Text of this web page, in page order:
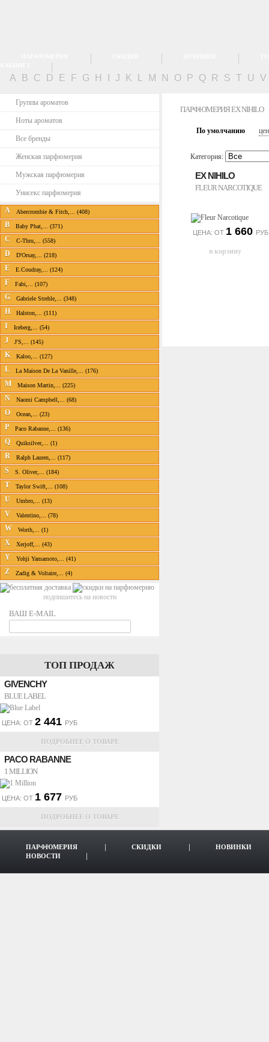
A B C D E F G H J K M N O P Q R S T U V
Группы ароматов
Ноты ароматов
Все бренды
Женская парфюмерия
Мужская парфюмерия
Унисекс парфюмерия
A Abercrombie & Fitch,... (408)
B Baby Phat,... (371)
C C-Thru,... (558)
D D'Orsay,... (218)
E E.Coudray,... (124)
F Fabi,... (107)
G Gabriele Strehle,... (348)
H Halston,... (111)
I Iceberg,... (54)
J J'S,... (145)
K Kaloo,... (127)
L La Maison De La Vanille,... (176)
M Maison Martin,... (225)
N Naomi Campbell,... (68)
O Ocean,... (23)
P Paco Rabanne,... (136)
Q Quiksilver,... (1)
R Ralph Lauren,... (117)
S S. Oliver,... (184)
T Taylor Swift,... (108)
U Umbro,... (13)
V Valentino,... (78)
W Worth,... (1)
X Xerjoff,... (43)
Y Yohji Yamamoto,... (41)
Z Zadig & Voltaire,... (4)
подпишитесь на новости
ВАШ E-MAIL
ТОП ПРОДАЖ
GIVENCHY
BLUE LABEL
ЦЕНА: ОТ 2 441 РУБ
ПОДРОБНЕЕ О ТОВАРЕ
PACO RABANNE
1 MILLION
ЦЕНА: ОТ 1 677 РУБ
ПОДРОБНЕЕ О ТОВАРЕ
ПАРФЮМЕРИЯ EX NIHILO
По умолчанию
Категория:
EX NIHILO
FLEUR NARCOTIQUE
ЦЕНА: ОТ 1 660 РУБ
ПАРФЮМЕРИЯ СКИДКИ
НОВИНКИ
НОВОСТИ